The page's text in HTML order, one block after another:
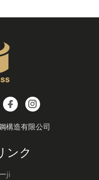
構造有限公司
ンク
ji